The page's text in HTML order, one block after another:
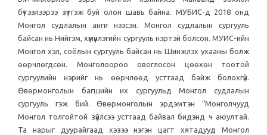
бүтээлээрээ зүтгэж буй олон шавь байна. МУБИС-д 2018 онд
Монгол судлалын анги нээсэн. Монгол судлалын сургууль
байсан нь Нийгэм, хүмүүнлэгийн сургууль нэртэй болсон. МУИС-ийн
Монгол хэл, соёлын сургууль байсан нь Шинжлэх ухааны болж
өөрчлөгдсөн. Монголоороо овоглосон цөөхөн тоотой
сургуулийн нэрийг нь өөрчлөөд устгаад байж болохгүй.
Өвөрмонголын багшийн их сургуульд Монгол судлалын
сургууль гэж бий. Өвөрмонголын эрдэмтэн “Монголчууд
Монгол толгойтой зүйлсээ устгаад байвал бидэнд ч аюултай.
Та нарыг дуурайгаад хэзээ нэгэн цагт хятадууд Монгол